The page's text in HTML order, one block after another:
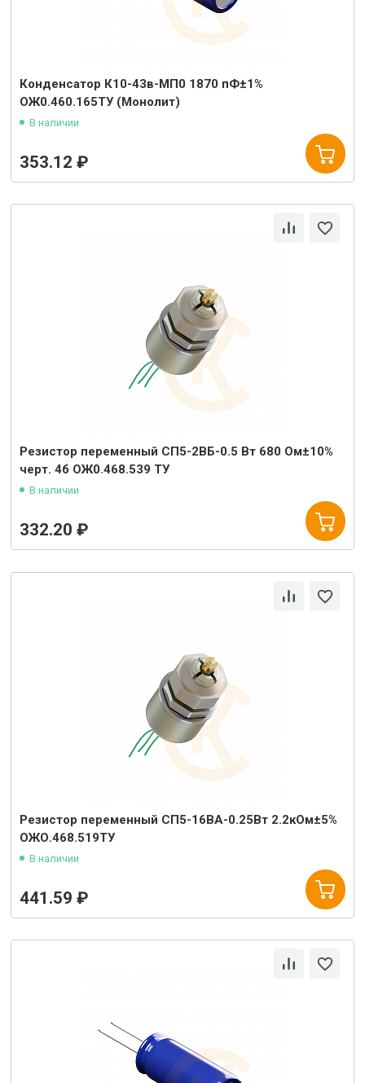
Конденсатор К10-43в-МП0 1870 пФ±1%
ОЖ0.460.165ТУ (Монолит)
В наличии
353.12 ₽
Резистор переменный СП5-2ВБ-0.5 Вт 680 Ом±10%
черт. 4б ОЖ0.468.539 ТУ
В наличии
332.20 ₽
Резистор переменный СП5-16ВА-0.25Вт 2.2кОм±5%
ОЖО.468.519ТУ
В наличии
441.59 ₽